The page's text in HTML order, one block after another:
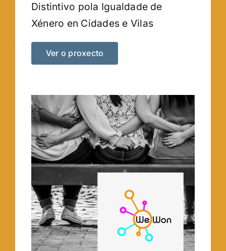
Distintivo pola Igualdade de
Xénero en Cidades e Vilas
Ver o proxecto